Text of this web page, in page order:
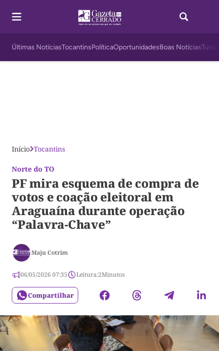
Últimas NotíciasTocantinsPolíticaOportunidadesBoas Notícias
Início Tocantins
Norte do TO
PF mira esquema de compra de
votos e coação eleitoral em
Araguaína durante operação
“Palavra-Chave”
Maju Cotrim
06/05/2026 07:35 Leitura:2Minutos
Compartilhar